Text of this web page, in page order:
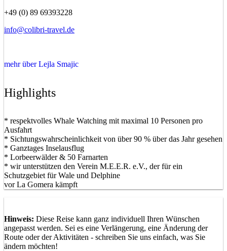
+49 (0) 89 69393228
info@colibri-travel.de
mehr über Lejla Smajic
Highlights
* respektvolles Whale Watching mit maximal 10 Personen pro
Ausfahrt
* Sichtungswahrscheinlichkeit von über 90 % über das Jahr gesehen
* Ganztages Inselausflug
* Lorbeerwälder & 50 Farnarten
* wir unterstützen den Verein M.E.E.R. e.V., der für ein
Schutzgebiet für Wale und Delphine
vor La Gomera kämpft
Hinweis: Diese Reise kann ganz individuell Ihren Wünschen
angepasst werden. Sei es eine Verlängerung, eine Änderung der
Route oder der Aktivitäten - schreiben Sie uns einfach, was Sie
ändern möchten!